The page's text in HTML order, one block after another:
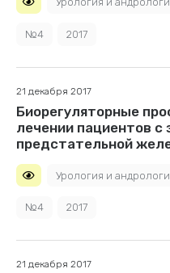
№4 2017
21 декабря 2017
Биорегуляторные
лечении пациентов с
предстательной
Урология и
№4 2017
21 декабря 2017